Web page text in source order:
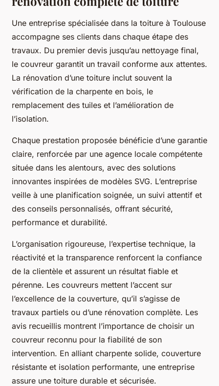
Une entreprise spécialisée dans la toiture à Toulouse
accompagne ses clients dans chaque étape des
travaux. Du premier devis jusqu’au nettoyage final,
le couvreur garantit un travail conforme aux attentes.
La rénovation d’une toiture inclut souvent la
vérification de la charpente en bois, le
remplacement des tuiles et l’amélioration de
l’isolation.
Chaque prestation proposée bénéficie d’une garantie
claire, renforcée par une agence locale compétente
située dans les alentours, avec des solutions
innovantes inspirées de modèles SVG. L’entreprise
veille à une planification soignée, un suivi attentif et
des conseils personnalisés, offrant sécurité,
performance et durabilité.
L’organisation rigoureuse, l’expertise technique, la
réactivité et la transparence renforcent la confiance
de la clientèle et assurent un résultat fiable et
pérenne. Les couvreurs mettent l’accent sur
l’excellence de la couverture, qu’il s’agisse de
travaux partiels ou d’une rénovation complète. Les
avis recueillis montrent l’importance de choisir un
couvreur reconnu pour la fiabilité de son
intervention. En alliant charpente solide, couverture
résistante et isolation performante, une entreprise
assure une toiture durable et sécurisée.